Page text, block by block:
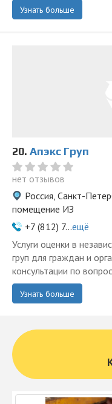
Узнать больше
20. Апэкс Груп
нет отзывов
Россия, Санкт-
помещение ИЗ
+7 (812) 7...ещё
Услуги оценки в
груп для граждан и
консультации по
Узнать больше